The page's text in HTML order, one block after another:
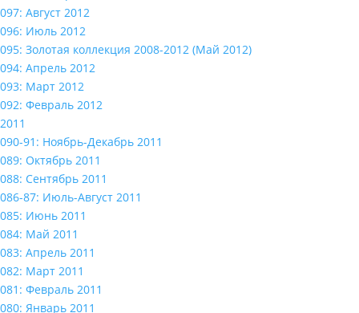
097: Август 2012
096: Июль 2012
095: Золотая коллекция 2008-2012 (Май 2012)
094: Апрель 2012
093: Март 2012
092: Февраль 2012
2011
090-91: Ноябрь-Декабрь 2011
089: Октябрь 2011
088: Сентябрь 2011
086-87: Июль-Август 2011
085: Июнь 2011
084: Май 2011
083: Апрель 2011
082: Март 2011
081: Февраль 2011
080: Январь 2011